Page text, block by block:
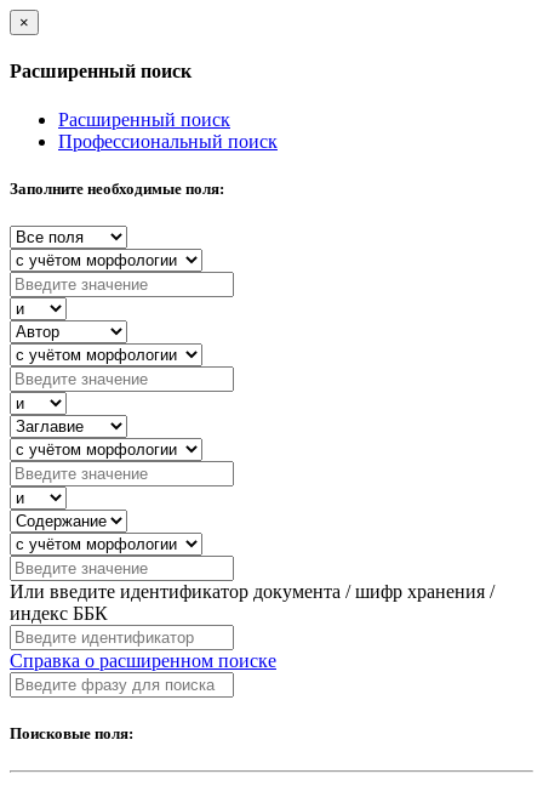
×
Расширенный поиск
Расширенный поиск
Профессиональный поиск
Заполните необходимые поля:
Или введите идентификатор документа / шифр хранения /
индекс ББК
Справка о расширенном поиске
Поисковые поля: